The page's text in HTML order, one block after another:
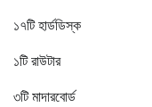
১৭টি হার্ডডিস্ক
১টি রাউটার
৩টি মাদারবোর্ড